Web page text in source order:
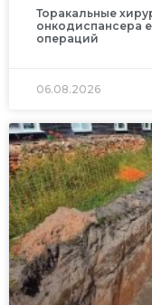
Торакальные
онкодиспансера
операций
06.08.2026